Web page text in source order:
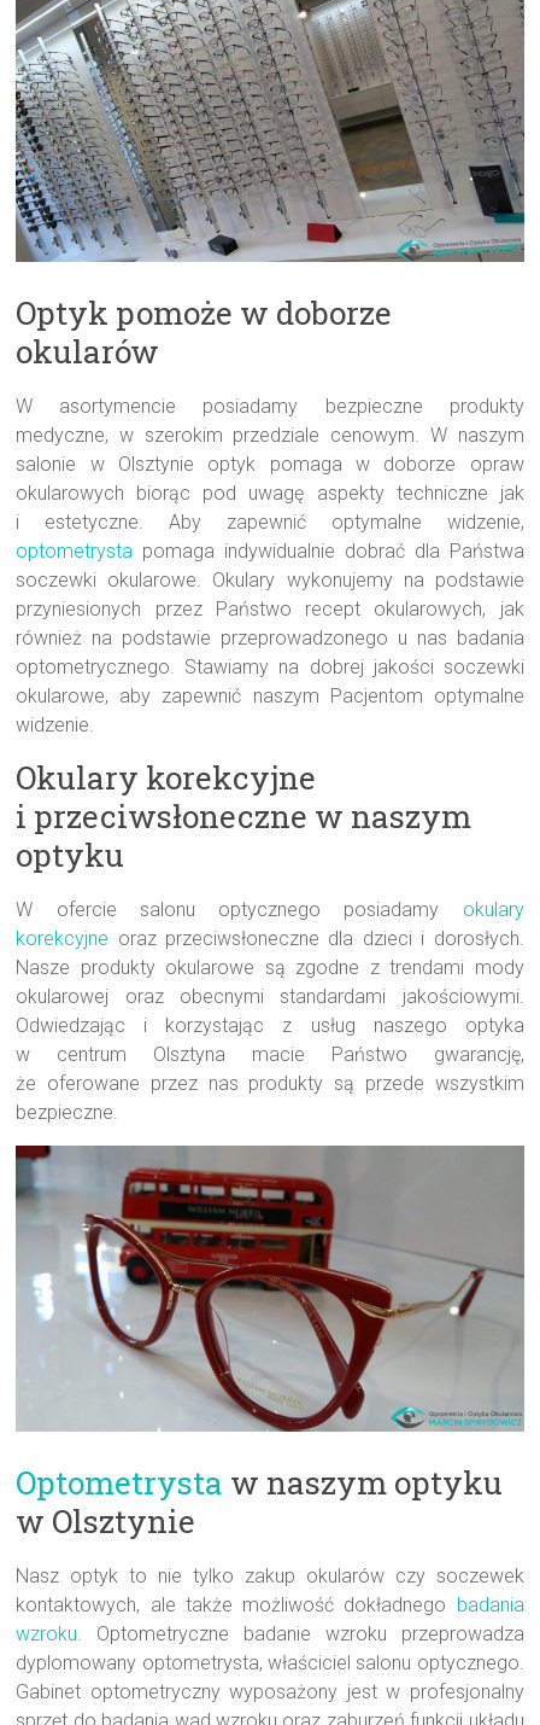
Optyk pomoże w doborze
okularów
W asortymencie posiadamy bezpieczne produkty
medyczne, w szerokim przedziale cenowym. W naszym
salonie w Olsztynie optyk pomaga w doborze opraw
okularowych biorąc pod uwagę aspekty techniczne jak
i estetyczne. Aby zapewnić optymalne widzenie,
optometrysta pomaga indywidualnie dobrać dla Państwa
soczewki okularowe. Okulary wykonujemy na podstawie
przyniesionych przez Państwo recept okularowych, jak
również na podstawie przeprowadzonego u nas badania
optometrycznego. Stawiamy na dobrej jakości soczewki
okularowe, aby zapewnić naszym Pacjentom optymalne
widzenie.
Okulary korekcyjne
i przeciwsłoneczne w naszym
optyku
W ofercie salonu optycznego posiadamy okulary
korekcyjne oraz przeciwsłoneczne dla dzieci i dorosłych.
Nasze produkty okularowe są zgodne z trendami mody
okularowej oraz obecnymi standardami jakościowymi.
Odwiedzając i korzystając z usług naszego optyka
w centrum Olsztyna macie Państwo gwarancję,
że oferowane przez nas produkty są przede wszystkim
bezpieczne.
Optometrysta w naszym optyku
w Olsztynie
Nasz optyk to nie tylko zakup okularów czy soczewek
kontaktowych, ale także możliwość dokładnego badania
wzroku . Optometryczne badanie wzroku przeprowadza
dyplomowany optometrysta, właściciel salonu optycznego.
Gabinet optometryczny wyposażony jest w profesjonalny
sprzęt do badania wad wzroku oraz zaburzeń funkcji układu